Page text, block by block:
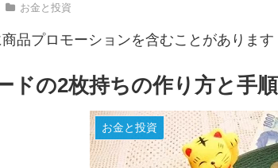
お金と投資
品プロモーションを含むことがあります
ドの2枚持ちの作り方と手
お金と投資